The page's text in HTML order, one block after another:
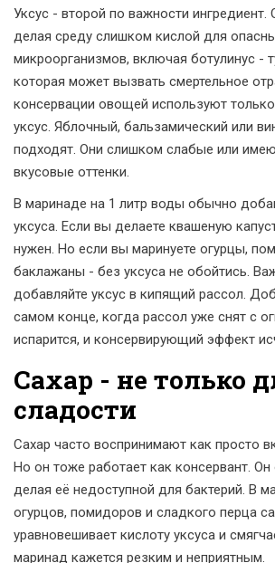
Уксус - второй по важности ингредиент.
делая среду слишком кислой для
микроорганизмов, включая ботулинус -
которая может вызвать смертельное
консервации овощей используют
уксус. Яблочный, бальзамический или
подходят. Они слишком слабые или
вкусовые оттенки.
В маринаде на 1 литр воды обычно
уксуса. Если вы делаете квашеную
нужен. Но если вы маринуете огурцы,
баклажаны - без уксуса не обойтись.
добавляйте уксус в кипящий рассол.
самом конце, когда рассол уже снят с
испарится, и консервирующий эффект
Сахар - не только
сладости
Сахар часто воспринимают как просто
Но он тоже работает как консервант. Он
делая её недоступной для бактерий. В
огурцов, помидоров и сладкого перца
уравновешивает кислоту уксуса и
маринад кажется резким и неприятным.